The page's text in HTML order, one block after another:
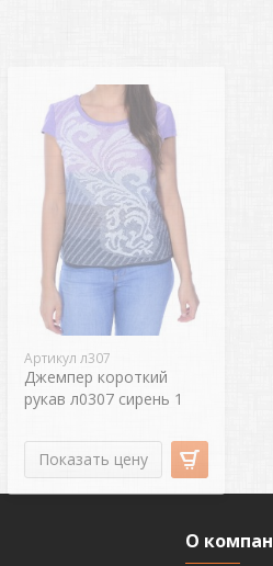
Артикул л307
Джемпер короткий
рукав л0307 сирень 1
Показать цену
О